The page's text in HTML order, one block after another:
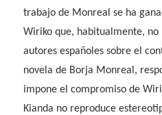
trabajo de Monreal se ha
Wiriko que, habitualmente, no
autores españoles sobre el
novela de Borja Monreal,
impone el compromiso de
Kianda no reproduce